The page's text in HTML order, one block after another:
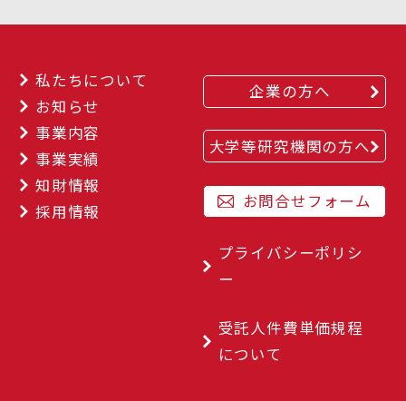
私たちについて
お知らせ
事業内容
事業実績
知財情報
採用情報
企業の方へ
大学等研究機関の方へ
お問合せフォーム
プライバシーポリシ
ー
受託人件費単価規程
について